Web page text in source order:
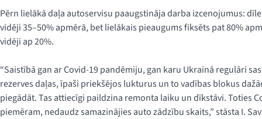
Pērn lielākā daļa autoservisu paaugstināja darba izcenojumus:
vidēji 35–50% apmērā, bet lielākais pieaugums fiksēts pat 80%
vidēji ap 20%.
“Saistībā gan ar Covid-19 pandēmiju, gan karu Ukrainā regulāri
rezerves daļas, īpaši priekšējos lukturus un to vadības blokus
piegādāt. Tas attiecīgi paildzina remonta laiku un dīkstāvi. Toties
piemēram, nedaudz samazinājies auto zādzību skaits,” stāsta I.